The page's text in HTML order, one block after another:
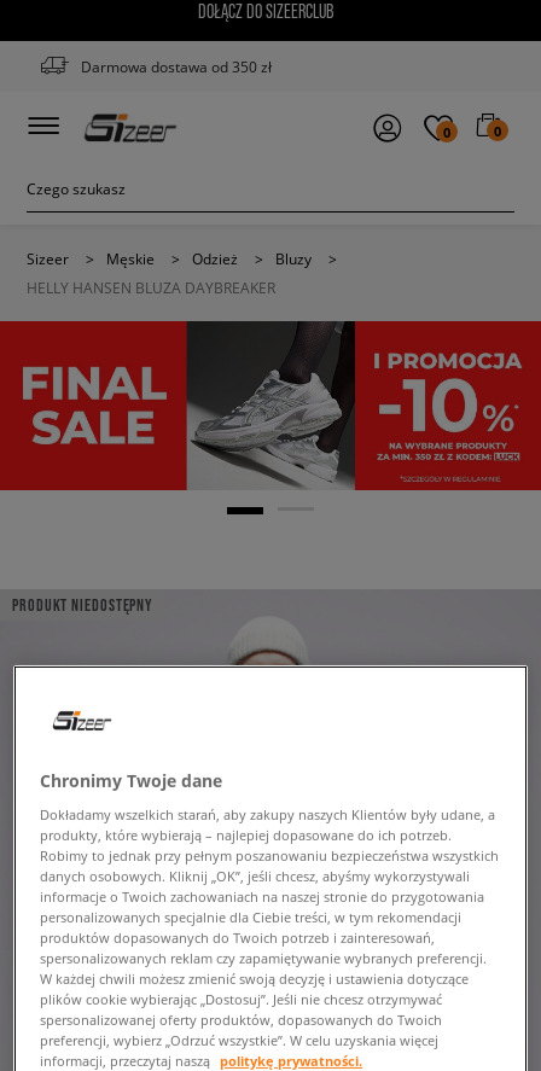
DOŁĄCZ DO SIZEERCLUB
Darmowa dostawa od 350 zł
0 0
Sizeer > Męskie > Odzież > Bluzy
>
HELLY HANSEN BLUZA DAYBREAKER
PRODUKT NIEDOSTĘPNY
Chronimy Twoje dane
Dokładamy wszelkich starań, aby zakupy naszych Klientów były udane, a
produkty, które wybierają – najlepiej dopasowane do ich potrzeb.
Robimy to jednak przy pełnym poszanowaniu bezpieczeństwa wszystkich
danych osobowych. Kliknij „OK”, jeśli chcesz, abyśmy wykorzystywali
informacje o Twoich zachowaniach na naszej stronie do przygotowania
personalizowanych specjalnie dla Ciebie treści, w tym rekomendacji
produktów dopasowanych do Twoich potrzeb i zainteresowań,
spersonalizowanych reklam czy zapamiętywanie wybranych preferencji.
W każdej chwili możesz zmienić swoją decyzję i ustawienia dotyczące
plików cookie wybierając „Dostosuj”. Jeśli nie chcesz otrzymywać
spersonalizowanej oferty produktów, dopasowanych do Twoich
preferencji, wybierz „Odrzuć wszystkie”. W celu uzyskania więcej
informacji, przeczytaj naszą politykę prywatności.